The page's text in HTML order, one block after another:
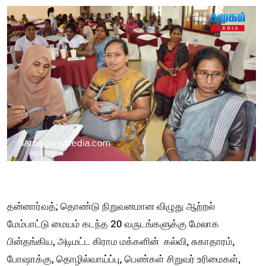
தன்னார்வத்; தொண்டு நிறுவனமான விழுது ஆற்றல்
மேம்பாட்டு மையம் கடந்த 20 வருடங்களுக்கு மேலாக
பின்தங்கிய, அடிமட்ட கிராம மக்களின் கல்வி, சுகாதாரம்,
போஷாக்கு, தொழில்வாய்ப்பு, பெண்கள் சிறுவர் உரிமைகள்,